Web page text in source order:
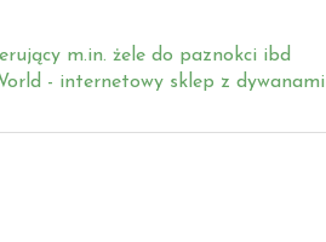
m.in. żele do paznokci ibd
- internetowy sklep z dywanami